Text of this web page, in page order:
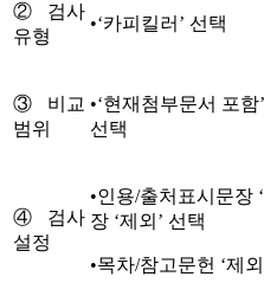
②검사
유형
•‘카피킬러’ 선택
③비교
범위
•‘현재첨부문서 포
선택
④검사
설정
•인용/출처표시문장
장 ‘제외’ 선택
•목차/참고문헌 ‘제